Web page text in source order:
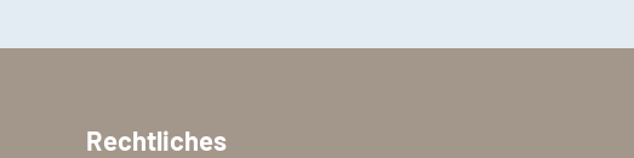
Rechtliches